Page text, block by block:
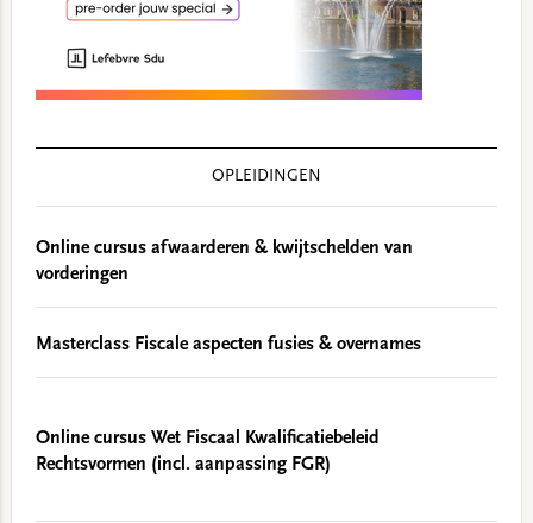
OPLEIDINGEN
Online cursus afwaarderen & kwijtschelden van
vorderingen
Masterclass Fiscale aspecten fusies & overnames
Online cursus Wet Fiscaal Kwalificatiebeleid
Rechtsvormen (incl. aanpassing FGR)